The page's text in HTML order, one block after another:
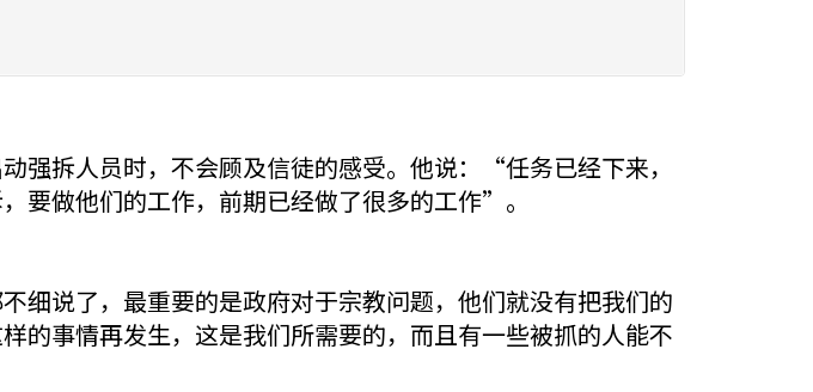
强拆人员时，不会顾及信徒的感受。他说：“任务已经下来，
要做他们的工作，前期已经做了很多的工作”。
说了，最重要的是政府对于宗教问题，他们就没有把我们的
的事情再发生，这是我们所需要的，而且有一些被抓的人能不